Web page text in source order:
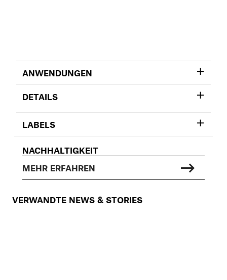
ANWENDUNGEN
DETAILS
LABELS
NACHHALTIGKEIT
MEHR ERFAHREN
VERWANDTE NEWS & STORIES